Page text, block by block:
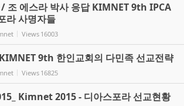
조 에스라 박사 응답 KIMNET 9th IPCA
라 사명자들
Views 16003
9th 한인교회의 다민족 선교전략
Views 16825
Kimnet 2015 - 디아스포라 선교현황